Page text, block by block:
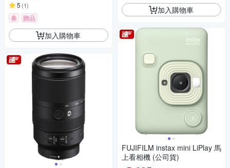
5 (1)
券 贈品
加入購物車
加入購物車
FUJIFILM instax mini LiPlay 馬
上看相機 (公司貨)